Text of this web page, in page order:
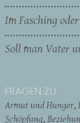
Im Fasching
Soll man Vater
FRAGEN ZU
Armut und Hunger
Schöpfung